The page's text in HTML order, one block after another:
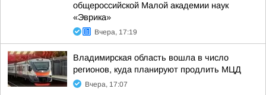
общероссийской Малой академии наук
«Эврика»
Вчера, 17:19
Владимирская область вошла в число
регионов, куда планируют продлить МЦД
Вчера, 17:07